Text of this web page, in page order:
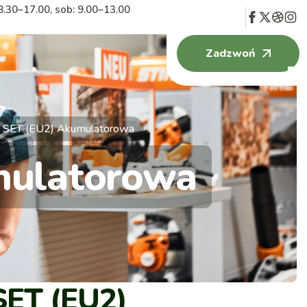
sob: 9.00–13.00
Zadzwoń
(EU2) Akumulatorowa